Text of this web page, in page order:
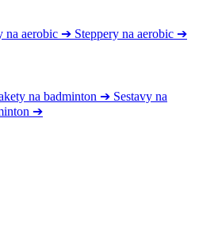
na aerobic ➔ Steppery na aerobic ➔
na badminton ➔ Sestavy na
➔